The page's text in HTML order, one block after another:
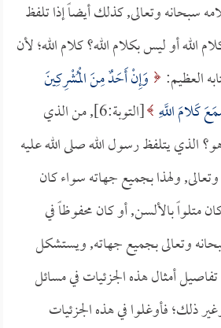
سبحانه وتعالى, كذلك أيضاً إذا تلفظ
الله أو ليس بكلام الله؟ كلام الله؛ لأن
العظيم:
وَإِنْ أَحَدٌ مِنَ الْمُشْرِكِينَ
كَلامَ اللَّهِ
[التوبة:6], من الذي
الذي يتلفظ رسول الله صلى الله عليه
ولهذا بجميع جهاته سواء كان
متلواً بالألسن, أو كان محفوظاً في
وتعالى بجميع جهاته, ويستشكل
أمثال هذه الجزئيات في مسائل
ذلك؛ فأوغلوا في هذه الجزئيات